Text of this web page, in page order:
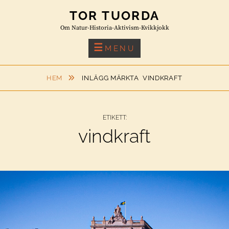
TOR TUORDA
Om Natur-Historia-Aktivism-Kvikkjokk
MENU
HEM INLÄGG MÄRKTAVINDKRAFT
ETIKETT:
vindkraft